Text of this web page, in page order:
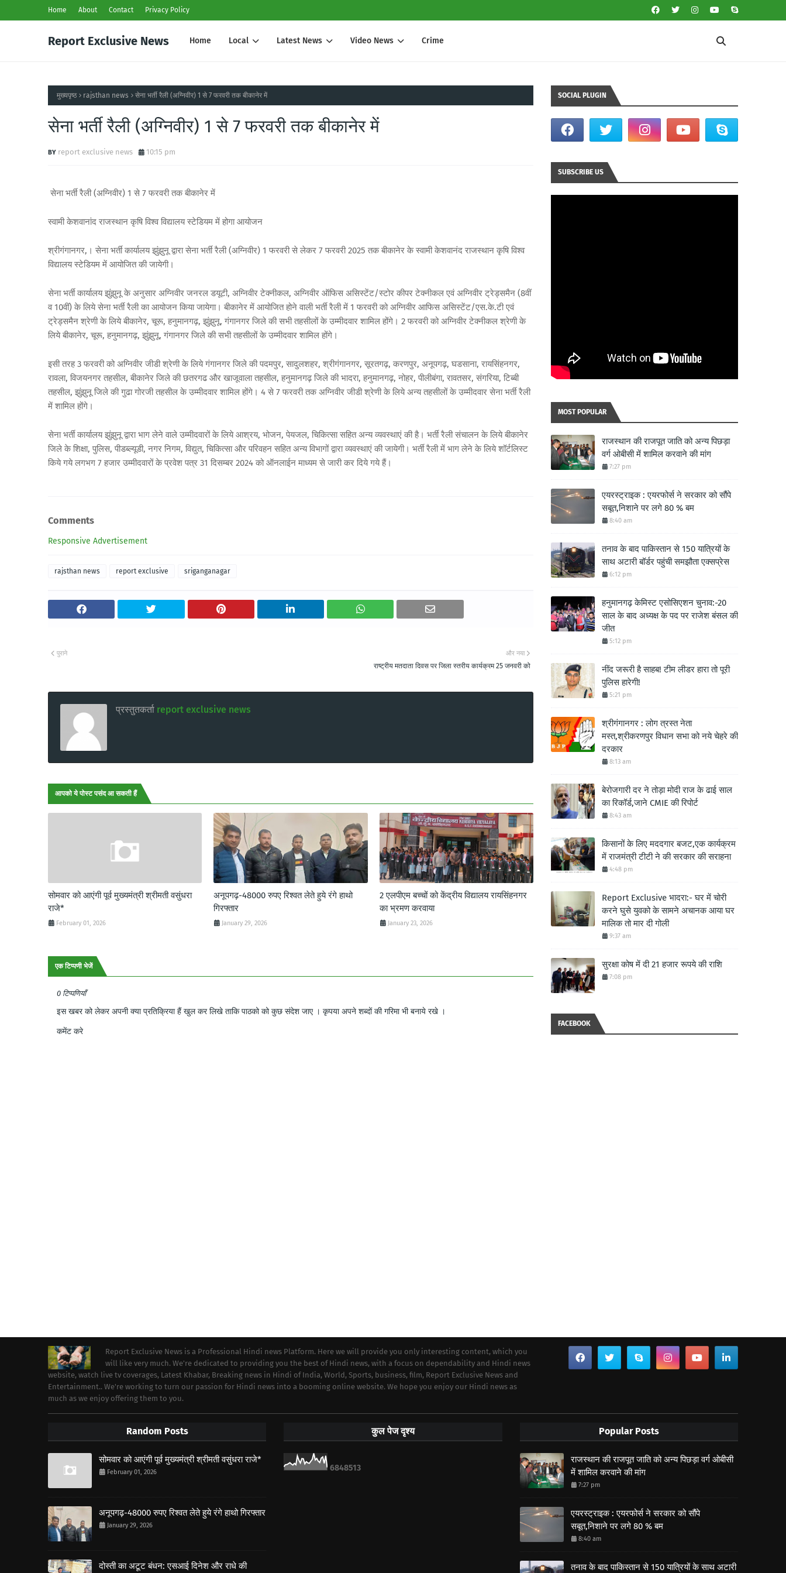
Home About Contact Privacy Policy
Report Exclusive News Home Local Latest News Video News Crime
मुख्यपृष्ठ rajsthan news सेना भर्ती रैली (अग्निवीर) 1 से 7 फरवरी तक बीकानेर में
सेना भर्ती रैली (अग्निवीर) 1 से 7 फरवरी तक बीकानेर में
report exclusive news 10:15 pm
सेना भर्ती रैली (अग्निवीर) 1 से 7 फरवरी तक बीकानेर में
स्वामी केशवानांद राजस्थान कृषि विश्व विद्यालय स्टेडियम में होगा आयोजन
श्रीगंगानगर,। सेना भर्ती कार्यालय झुंझुनू द्वारा सेना भर्ती रैली (अग्निवीर) 1 फरवरी से लेकर 7 फरवरी 2025 तक बीकानेर के स्वामी केशवानंद राजस्थान कृषि विश्व
विद्यालय स्टेडियम में आयोजित की जायेगी।
सेना भर्ती कार्यालय झुंझुनू के अनुसार अग्निवीर जनरल डयूटी, अग्निवीर टेक्नीकल, अग्निवीर ऑफिस असिस्टेंट/स्टोर कीपर टेक्नीकल एवं अग्निवीर ट्रेड्समैन (8वीं
व 10वीं) के लिये सेना भर्ती रैली का आयोजन किया जायेगा। बीकानेर में आयोजित होने वाली भर्ती रैली में 1 फरवरी को अग्निवीर आफिस असिस्टेंट/एस.के.टी एवं
ट्रेड्समैन श्रेणी के लिये बीकानेर, चूरू, हनुमानगढ़, झुंझुनू, गंगानगर जिले की सभी तहसीलों के उम्मीदवार शामिल होंगे। 2 फरवरी को अग्निवीर टेक्नीकल श्रेणी के
लिये बीकानेर, चूरू, हनुमानगढ़, झुंझुनू, गंगानगर जिले की सभी तहसीलों के उम्मीदवार शामिल होंगे।
इसी तरह 3 फरवरी को अग्निवीर जीडी श्रेणी के लिये गंगानगर जिले की पदमपुर, सादुलशहर, श्रीगंगानगर, सूरतगढ़, करणपुर, अनूपगढ़, घडसाना, रायसिंहनगर,
रावला, विजयनगर तहसील, बीकानेर जिले की छतरगढ और खाजूवाला तहसील, हनुमानगढ़ जिले की भादरा, हनुमानगढ़, नोहर, पीलीबंगा, रावतसर, संगरिया, टिब्बी
तहसील, झुंझुनू जिले की गुढा गोरजी तहसील के उम्मीदवार शामिल होंगे। 4 से 7 फरवरी तक अग्निवीर जीडी श्रेणी के लिये अन्य तहसीलों के उम्मीदवार सेना भर्ती रैली
में शामिल होंगे।
सेना भर्ती कार्यालय झुंझुनू द्वारा भाग लेने वाले उम्मीदवारों के लिये आश्रय, भोजन, पेयजल, चिकित्सा सहित अन्य व्यवस्थाएं की है। भर्ती रैली संचालन के लिये बीकानेर
जिले के शिक्षा, पुलिस, पीडब्ल्यूडी, नगर निगम, विद्युत, चिकित्सा और परिवहन सहित अन्य विभागों द्वारा व्यवस्थाएं की जायेगी। भर्ती रैली में भाग लेने के लिये शॉर्टलिस्ट
किये गये लगभग 7 हजार उम्मीदवारों के प्रवेश पत्र 31 दिसम्बर 2024 को ऑनलाईन माध्यम से जारी कर दिये गये हैं।
Comments
Responsive Advertisement
rajsthan news report exclusive sriganganagar
और नया
राष्ट्रीय मतदाता दिवस पर जिला स्तरीय कार्यक्रम 25 जनवरी को
पुराने
प्रस्तुतकर्ता report exclusive news
आपको ये पोस्ट पसंद आ सकती हैं
सोमवार को आएंगी पूर्व मुख्यमंत्री श्रीमती वसुंधरा
राजे*
February 01, 2026
अनूपगढ़-48000 रुपए रिश्वत लेते हुये रंगे हाथो
गिरफ्तार
January 29, 2026
2 एलपीएम बच्चों को केंद्रीय विद्यालय रायसिंहनगर
का भ्रमण करवाया
January 23, 2026
एक टिप्पणी भेजें
0 टिप्पणियाँ
इस खबर को लेकर अपनी क्या प्रतिक्रिया हैं खुल कर लिखे ताकि पाठको को कुछ संदेश जाए । कृपया अपने शब्दों की गरिमा भी बनाये रखे ।
कमेंट करे
SOCIAL PLUGIN
SUBSCRIBE US
MOST POPULAR
राजस्थान की राजपूत जाति को अन्य पिछड़ा
वर्ग ओबीसी में शामिल करवाने की मांग
7:27 pm
एयरस्ट्राइक : एयरफोर्स ने सरकार को सौंपे
सबूत,निशाने पर लगे 80 % बम
8:40 am
तनाव के बाद पाकिस्तान से 150 यात्रियों के
साथ अटारी बॉर्डर पहुंची समझौता एक्सप्रेस
6:12 pm
हनुमानगढ़ केमिस्ट एसोसिएशन चुनाव:-20
साल के बाद अध्यक्ष के पद पर राजेश बंसल की
जीत
5:12 pm
नींद जरूरी है साहब! टीम लीडर हारा तो पूरी
पुलिस हारेगी!
5:21 pm
श्रीगंगानगर : लोग त्रस्त नेता
मस्त,श्रीकरणपुर विधान सभा को नये चेहरे की
दरकार
8:13 am
बेरोजगारी दर ने तोड़ा मोदी राज के ढाई साल
का रिकॉर्ड,जाने CMIE की रिपोर्ट
8:43 am
किसानों के लिए मददगार बजट,एक कार्यक्रम
में राजमंत्री टीटी ने की सरकार की सराहना
4:48 pm
Report Exclusive भादरा:- घर में चोरी
करने घुसे युवको के सामने अचानक आया घर
मालिक तो मार दी गोली
9:37 am
सुरक्षा कोष में दी 21 हजार रूपये की राशि
7:08 pm
FACEBOOK
Report Exclusive News is a Professional Hindi news Platform. Here we will provide you only interesting content, which you
will like very much. We're dedicated to providing you the best of Hindi news, with a focus on dependability and Hindi news
website, watch live tv coverages, Latest Khabar, Breaking news in Hindi of India, World, Sports, business, film, Report Exclusive News and
Entertainment.. We're working to turn our passion for Hindi news into a booming online website. We hope you enjoy our Hindi news as
much as we enjoy offering them to you.
Random Posts
सोमवार को आएंगी पूर्व मुख्यमंत्री श्रीमती वसुंधरा राजे*
February 01, 2026
अनूपगढ़-48000 रुपए रिश्वत लेते हुये रंगे हाथो गिरफ्तार
January 29, 2026
दोस्ती का अटूट बंधन: एसआई दिनेश और राधे की
कुल पेज दृश्य
6848513
Popular Posts
राजस्थान की राजपूत जाति को अन्य पिछड़ा वर्ग ओबीसी
में शामिल करवाने की मांग
7:27 pm
एयरस्ट्राइक : एयरफोर्स ने सरकार को सौंपे
सबूत,निशाने पर लगे 80 % बम
8:40 am
तनाव के बाद पाकिस्तान से 150 यात्रियों के साथ अटारी